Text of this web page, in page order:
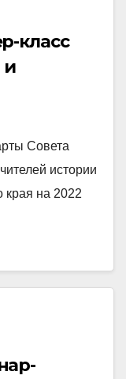
класс
и
Совета
истории
края на 2022